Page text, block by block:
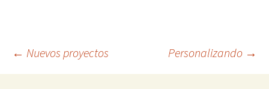
Navegación
← Nuevos proyectos Personalizando →